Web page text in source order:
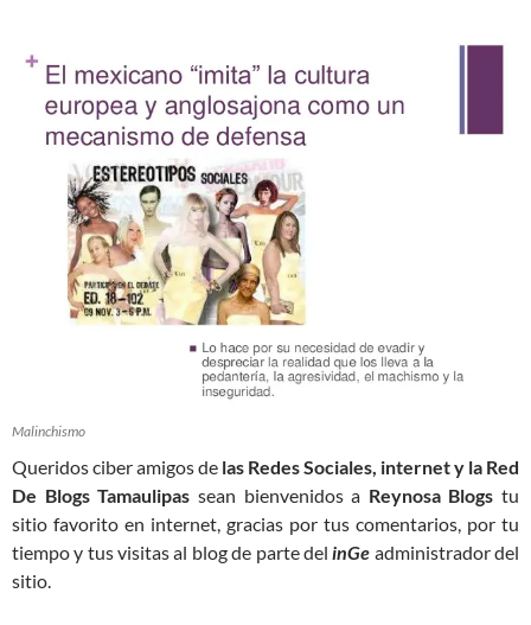
Malinchismo
Queridos ciber amigos de las Redes Sociales, internet y la Red
De Blogs Tamaulipas sean bienvenidos a Reynosa Blogs tu
sitio favorito en internet, gracias por tus comentarios, por tu
tiempo y tus visitas al blog de parte delinGe administrador del
sitio.